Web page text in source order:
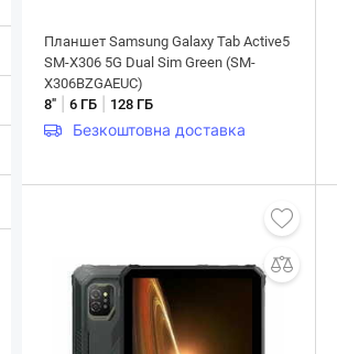
Планшет Samsung Galaxy Tab Active5
SM-X306 5G Dual Sim Green (SM-
X306BZGAEUC)
8"
6 ГБ 128 ГБ
Безкоштовна доставка